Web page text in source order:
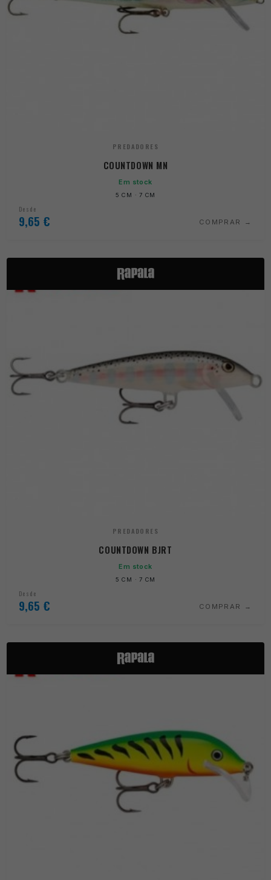
PREDADORES
COUNTDOWN MN
Em stock
5 CM · 7 CM
Desde
9,65 € COMPRAR
PREDADORES
COUNTDOWN BJRT
Em stock
5 CM · 7 CM
Desde
9,65 € COMPRAR